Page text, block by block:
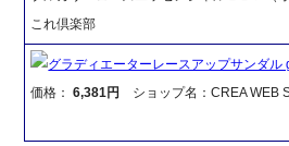
これ倶楽部
グラディエーターレースアップサンダ
価格：6,381円 ショップ名：CREA WEB